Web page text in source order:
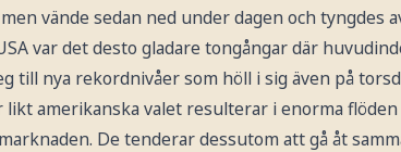
vände sedan ned under dagen och tyngdes
var det desto gladare tongångar där
till nya rekordnivåer som höll i sig även på
likt amerikanska valet resulterar i enorma
De tenderar dessutom att gå åt